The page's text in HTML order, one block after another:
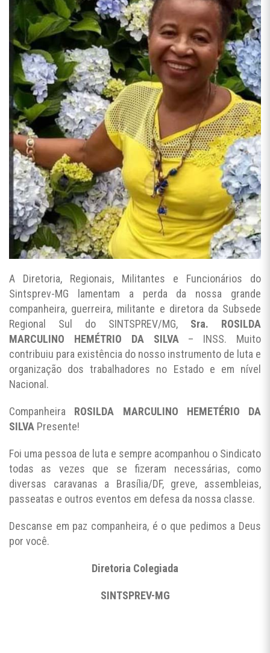
A Diretoria, Regionais, Militantes e Funcionários do
Sintsprev-MG lamentam a perda da nossa grande
companheira, guerreira, militante e diretora da Subsede
Regional Sul do SINTSPREV/MG, Sra. ROSILDA
MARCULINO HEMÉTRIO DA SILVA– INSS. Muito
contribuiu para existência do nosso instrumento de luta e
organização dos trabalhadores no Estado e em nível
Nacional.
Companheira ROSILDA MARCULINO HEMETÉRIO DA
SILVA Presente!
Foi uma pessoa de luta e sempre acompanhou o Sindicato
todas as vezes que se fizeram necessárias, como
diversas caravanas a Brasília/DF, greve, assembleias,
passeatas e outros eventos em defesa da nossa classe.
Descanse em paz companheira, é o que pedimos a Deus
por você.
Diretoria Colegiada
SINTSPREV-MG